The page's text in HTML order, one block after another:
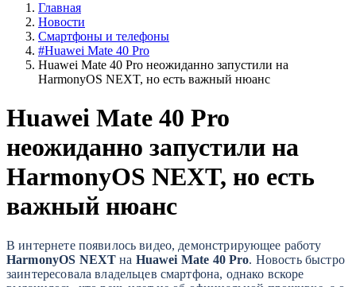
Главная
Новости
Смартфоны и телефоны
#Huawei Mate 40 Pro
Huawei Mate 40 Pro неожиданно запустили на
HarmonyOS NEXT, но есть важный нюанс
Huawei Mate 40 Pro
неожиданно запустили на
HarmonyOS NEXT, но есть
важный нюанс
В интернете появилось видео, демонстрирующее работу
HarmonyOS NEXT на Huawei Mate 40 Pro. Новость быстро
заинтересовала владельцев смартфона, однако вскоре